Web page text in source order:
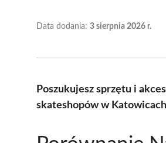
Data dodania: 3 sierpnia 2026 r.
Poszukujesz sprzętu i
skateshopów w